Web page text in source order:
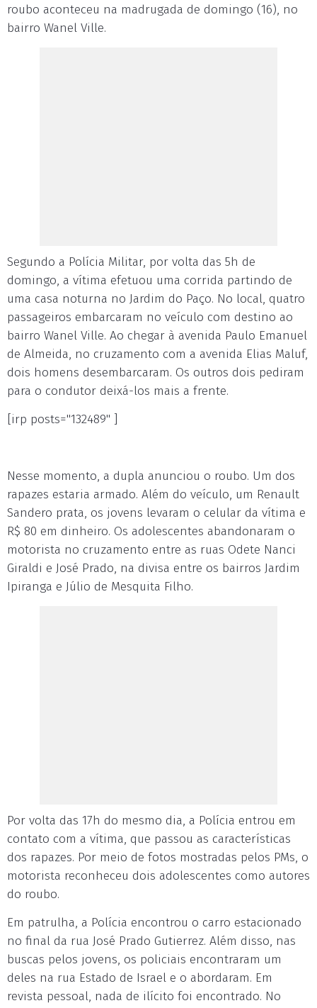
roubo aconteceu na madrugada de domingo (16), no
bairro Wanel Ville.
Segundo a Polícia Militar, por volta das 5h de
domingo, a vítima efetuou uma corrida partindo de
uma casa noturna no Jardim do Paço. No local, quatro
passageiros embarcaram no veículo com destino ao
bairro Wanel Ville. Ao chegar à avenida Paulo Emanuel
de Almeida, no cruzamento com a avenida Elias Maluf,
dois homens desembarcaram. Os outros dois pediram
para o condutor deixá-los mais a frente.
[irp posts="132489" ]
Nesse momento, a dupla anunciou o roubo. Um dos
rapazes estaria armado. Além do veículo, um Renault
Sandero prata, os jovens levaram o celular da vítima e
R$ 80 em dinheiro. Os adolescentes abandonaram o
motorista no cruzamento entre as ruas Odete Nanci
Giraldi e José Prado, na divisa entre os bairros Jardim
Ipiranga e Júlio de Mesquita Filho.
Por volta das 17h do mesmo dia, a Polícia entrou em
contato com a vítima, que passou as características
dos rapazes. Por meio de fotos mostradas pelos PMs, o
motorista reconheceu dois adolescentes como autores
do roubo.
Em patrulha, a Polícia encontrou o carro estacionado
no final da rua José Prado Gutierrez. Além disso, nas
buscas pelos jovens, os policiais encontraram um
deles na rua Estado de Israel e o abordaram. Em
revista pessoal, nada de ilícito foi encontrado. No